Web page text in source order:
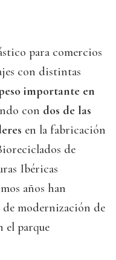
para comercios
con distintas
importante en
con dos de las
en la fabricación
de
Ibéricas
años han
modernización de
el parque